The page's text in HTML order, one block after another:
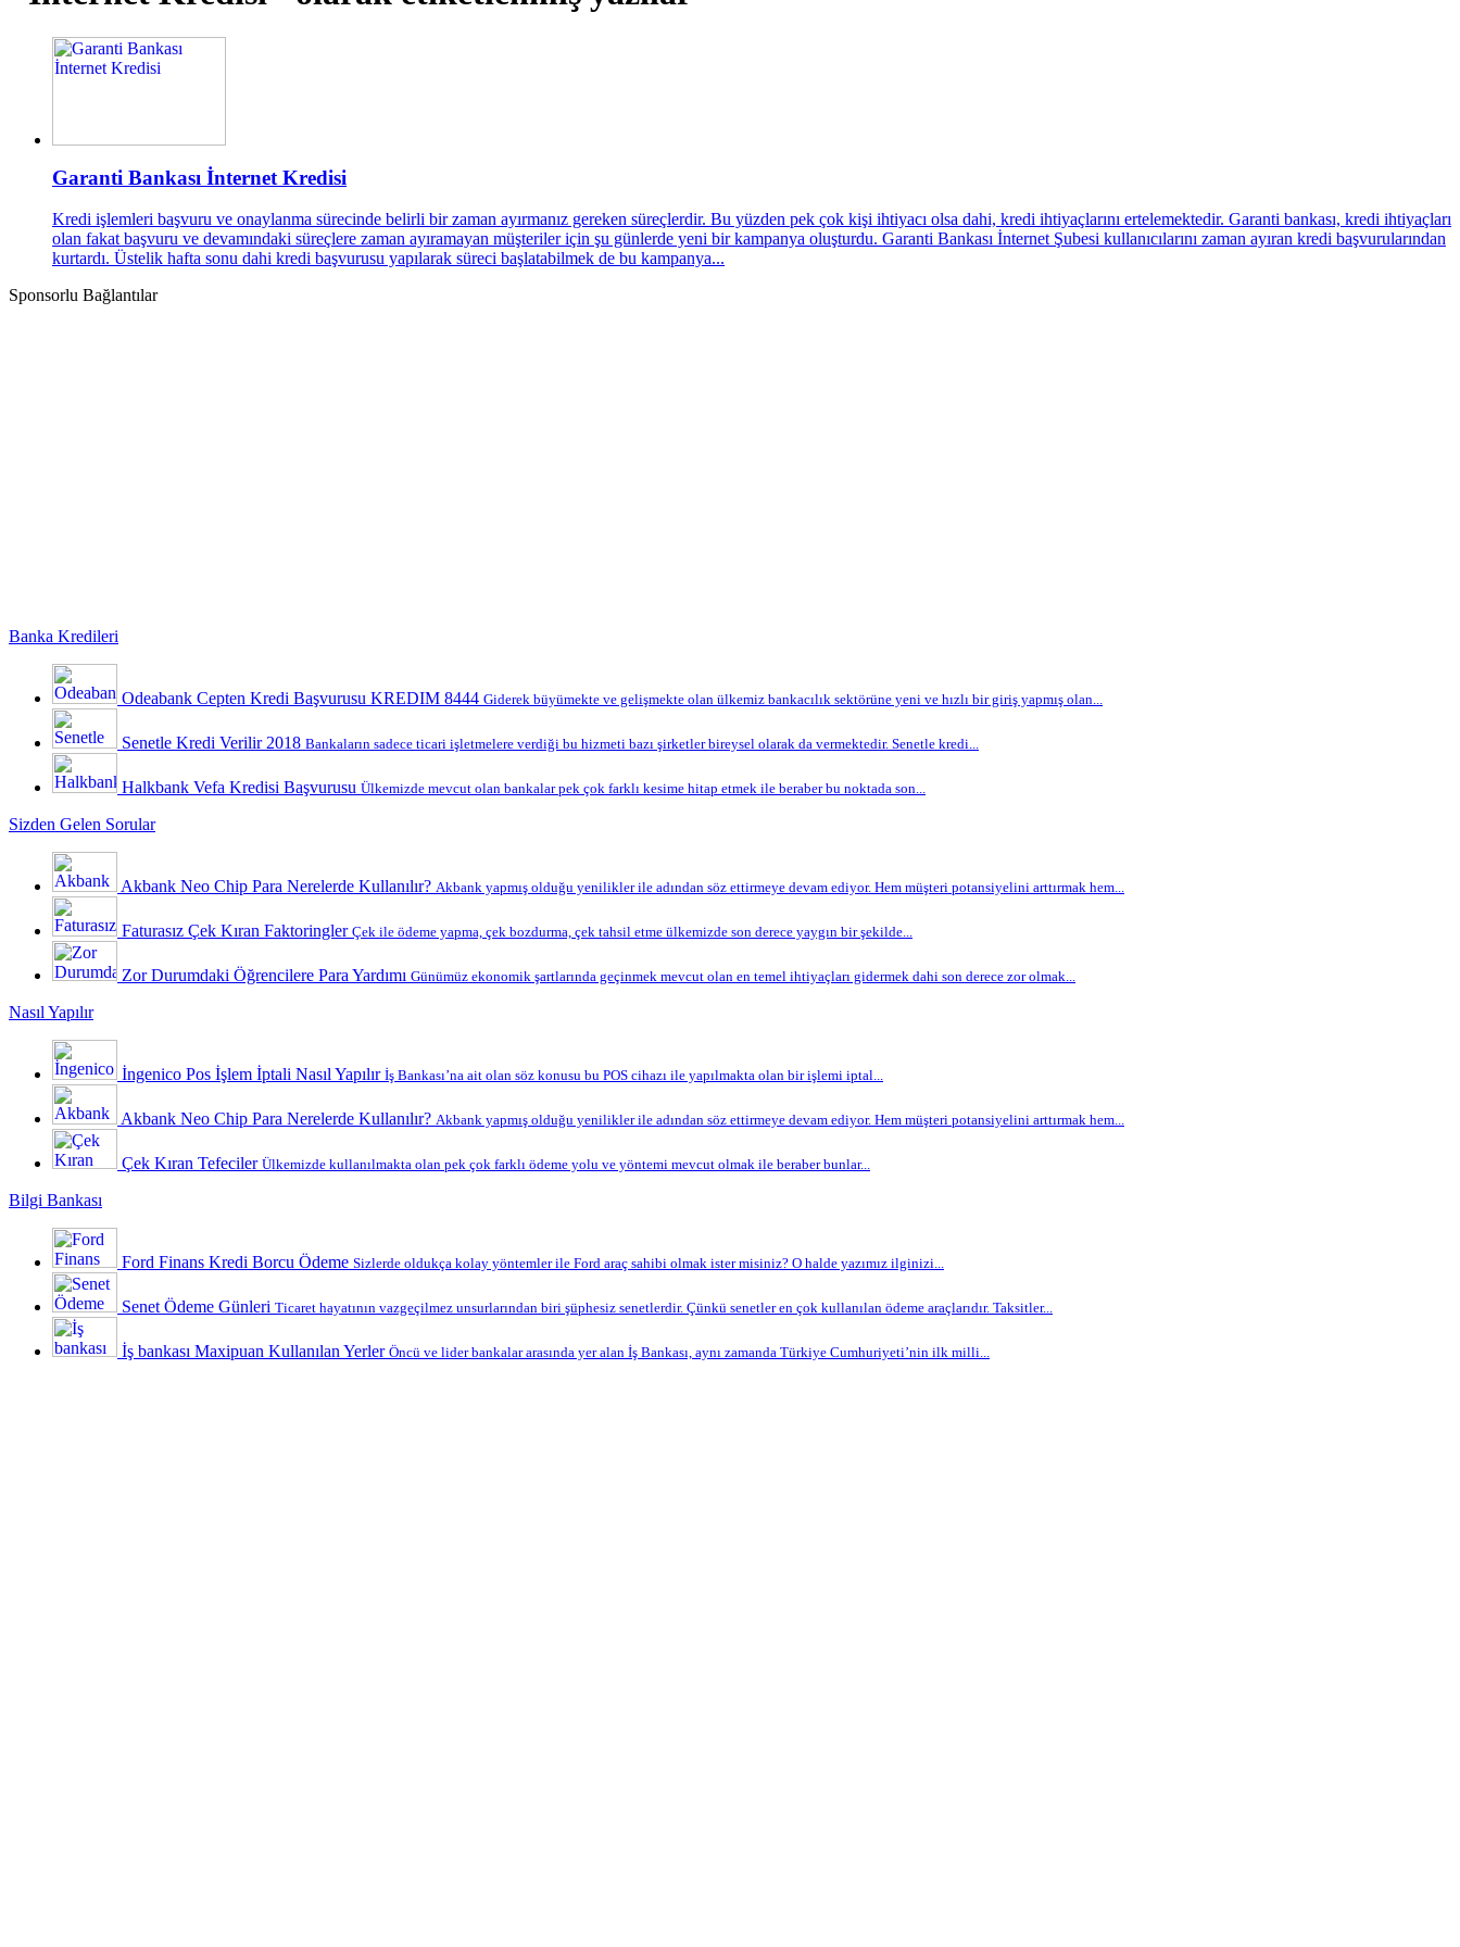
Garanti Bankası İnternet Kredisi
Kredi işlemleri başvuru ve onaylanma sürecinde belirli bir zaman ayırmanız gereken süreçlerdir. Bu yüzden pek çok kişi ihtiyacı olsa dahi, kredi ihtiyaçlarını ertelemektedir. Garanti bankası, kredi ihtiyaçları
olan fakat başvuru ve devamındaki süreçlere zaman ayıramayan müşteriler için şu günlerde yeni bir kampanya oluşturdu. Garanti Bankası İnternet Şubesi kullanıcılarını zaman ayıran kredi başvurularından
kurtardı. Üstelik hafta sonu dahi kredi başvurusu yapılarak süreci başlatabilmek de bu kampanya...
Sponsorlu Bağlantılar
Banka Kredileri
Odeabank Cepten Kredi Başvurusu KREDIM 8444 Giderek büyümekte ve gelişmekte olan ülkemiz bankacılık sektörüne yeni ve hızlı bir giriş yapmış olan...
Senetle Kredi Verilir 2018 Bankaların sadece ticari işletmelere verdiği bu hizmeti bazı şirketler bireysel olarak da vermektedir. Senetle kredi...
Halkbank Vefa Kredisi Başvurusu Ülkemizde mevcut olan bankalar pek çok farklı kesime hitap etmek ile beraber bu noktada son...
Sizden Gelen Sorular
Akbank Neo Chip Para Nerelerde Kullanılır? Akbank yapmış olduğu yenilikler ile adından söz ettirmeye devam ediyor. Hem müşteri potansiyelini arttırmak hem...
Faturasız Çek Kıran Faktoringler Çek ile ödeme yapma, çek bozdurma, çek tahsil etme ülkemizde son derece yaygın bir şekilde...
Zor Durumdaki Öğrencilere Para Yardımı Günümüz ekonomik şartlarında geçinmek mevcut olan en temel ihtiyaçları gidermek dahi son derece zor olmak...
Nasıl Yapılır
İngenico Pos İşlem İptali Nasıl Yapılır İş Bankası’na ait olan söz konusu bu POS cihazı ile yapılmakta olan bir işlemi iptal...
Akbank Neo Chip Para Nerelerde Kullanılır? Akbank yapmış olduğu yenilikler ile adından söz ettirmeye devam ediyor. Hem müşteri potansiyelini arttırmak hem...
Çek Kıran Tefeciler Ülkemizde kullanılmakta olan pek çok farklı ödeme yolu ve yöntemi mevcut olmak ile beraber bunlar...
Bilgi Bankası
Ford Finans Kredi Borcu Ödeme Sizlerde oldukça kolay yöntemler ile Ford araç sahibi olmak ister misiniz? O halde yazımız ilginizi...
Senet Ödeme Günleri Ticaret hayatının vazgeçilmez unsurlarından biri şüphesiz senetlerdir. Çünkü senetler en çok kullanılan ödeme araçlarıdır. Taksitler...
İş bankası Maxipuan Kullanılan Yerler Öncü ve lider bankalar arasında yer alan İş Bankası, aynı zamanda Türkiye Cumhuriyeti’nin ilk milli...